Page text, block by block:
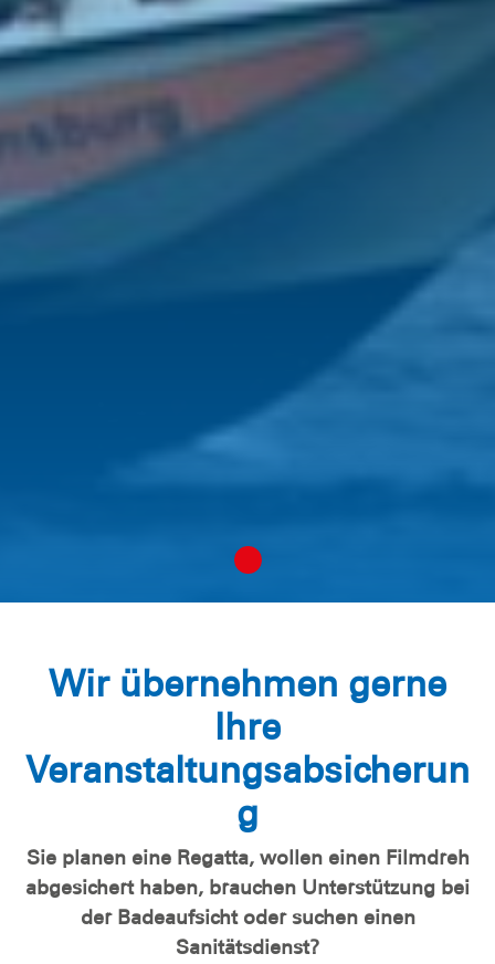
Wir übernehmen gerne
Ihre
Veranstaltungsabsicherun
g
Sie planen eine Regatta, wollen einen Filmdreh
abgesichert haben, brauchen Unterstützung bei
der Badeaufsicht oder suchen einen
Sanitätsdienst?